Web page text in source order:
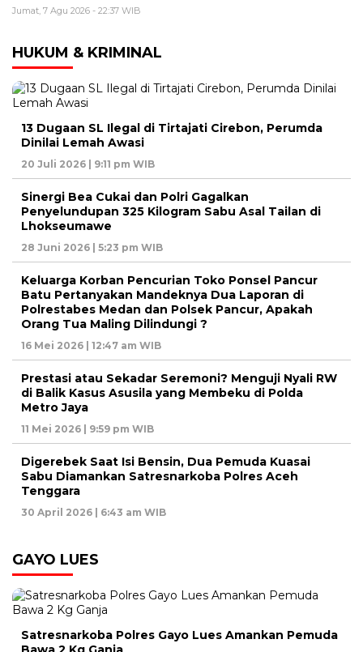
Jumat, 7 Agu 2026 - 22:37 WIB
HUKUM & KRIMINAL
13 Dugaan SL Ilegal di Tirtajati Cirebon, Perumda
Dinilai Lemah Awasi
20 Juli 2026 | 9:11 pm WIB
Sinergi Bea Cukai dan Polri Gagalkan
Penyelundupan 325 Kilogram Sabu Asal Tailan di
Lhokseumawe
28 Juni 2026 | 5:23 pm WIB
Keluarga Korban Pencurian Toko Ponsel Pancur
Batu Pertanyakan Mandeknya Dua Laporan di
Polrestabes Medan dan Polsek Pancur, Apakah
Orang Tua Maling Dilindungi ?
16 Mei 2026 | 12:47 am WIB
Prestasi atau Sekadar Seremoni? Menguji Nyali RW
di Balik Kasus Asusila yang Membeku di Polda
Metro Jaya
11 Mei 2026 | 9:59 pm WIB
Digerebek Saat Isi Bensin, Dua Pemuda Kuasai
Sabu Diamankan Satresnarkoba Polres Aceh
Tenggara
30 April 2026 | 6:43 am WIB
GAYO LUES
Satresnarkoba Polres Gayo Lues Amankan Pemuda